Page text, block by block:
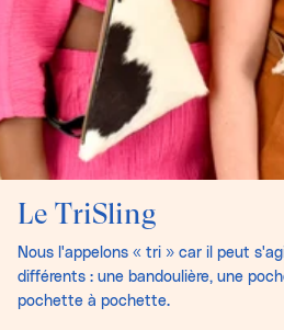
Le TriSling
Nous l'appelons « tri » car il peut
différents : une bandoulière, une
pochette à pochette.